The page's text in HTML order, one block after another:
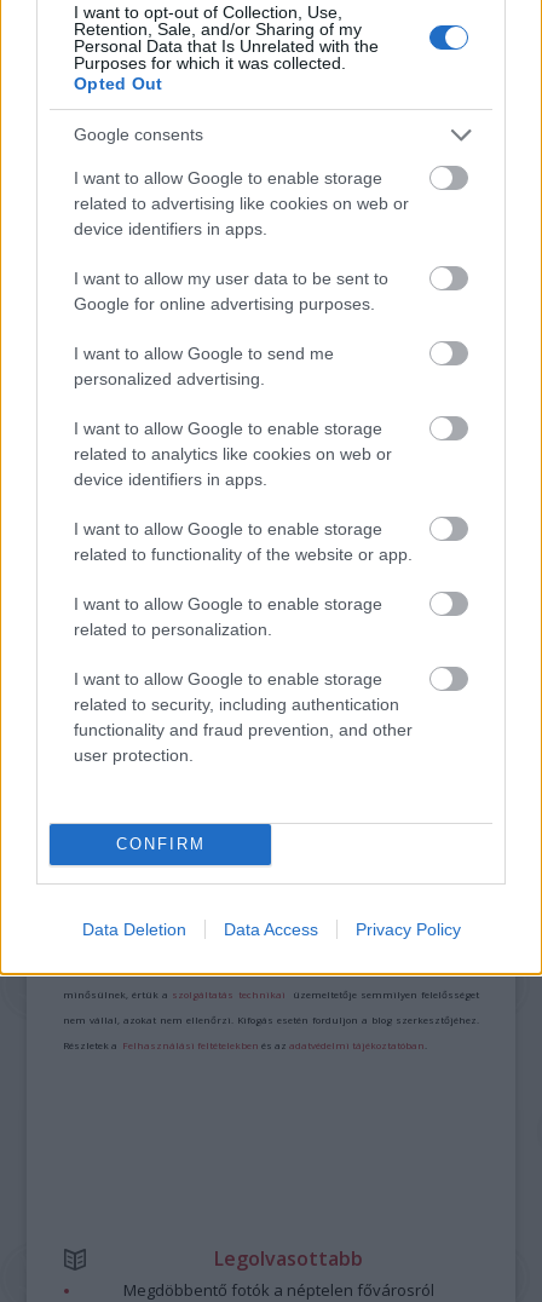
I want to opt-out of Collection, Use,
Retention, Sale, and/or Sharing of my
Personal Data that Is Unrelated with the
Purposes for which it was collected.
Opted Out
Google consents
I want to allow Google to enable storage
related to advertising like cookies on web or
device identifiers in apps.
I want to allow my user data to be sent to
Google for online advertising purposes.
I want to allow Google to send me
personalized advertising.
I want to allow Google to enable storage
related to analytics like cookies on web or
device identifiers in apps.
I want to allow Google to enable storage
related to functionality of the website or app.
I want to allow Google to enable storage
related to personalization.
I want to allow Google to enable storage
related to security, including authentication
functionality and fraud prevention, and other
user protection.
CONFIRM
Data Deletion Data Access Privacy Policy
Zene Kommunizmus
CONCERTO MESTERISKOLA ALBRECHT MAYER
OBOAMŰVÉSSZEL
A bejegyzés trackback címe:
https://kulturpart.hu/api/trackback/id/7858232
Kommentek:
minősülnek, értük a szolgáltatás technikai üzemeltetője semmilyen felelősséget
nem vállal, azokat nem ellenőrzi. Kifogás esetén forduljon a blog szerkesztőjéhez.
Részletek a Felhasználási feltételekben és azadatvédelmi tájékoztatóban
Legolvasottabb
Megdöbbentő fotók a néptelen fővárosról